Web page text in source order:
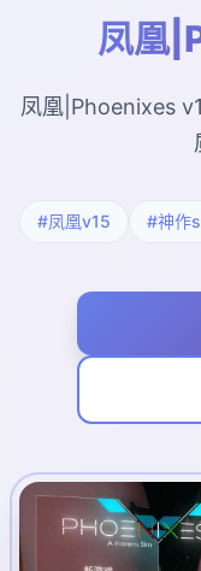
凤凰
凤凰|Phoenixes
#凤凰v15 #神作